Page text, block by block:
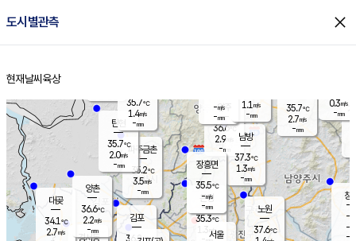
도시별관측 close
홈
현재날씨 육상
양주
36.6℃
2.9
-mm
경서동
파주금촌
35.2℃
3.5m/s
-mm
35.7℃
2.7m/s
-mm
대곶
34.1℃
2.7m/s
창
-
-m/
-
탄현
35.7℃
2.0m/s
-mm
0.3m/s
-mm
김포
36.2℃
양촌
36.6℃
2.2m/s
-mm
은평
35.3℃
1.3 m/s
노원
37.6℃
남방
37.3℃
1.3m/s
-mm
장흥면
35.5℃
-m/s
-mm
-m/s
-mm
서울
35.7℃
1.4m/s
-mm
1.1 m/s
-mm